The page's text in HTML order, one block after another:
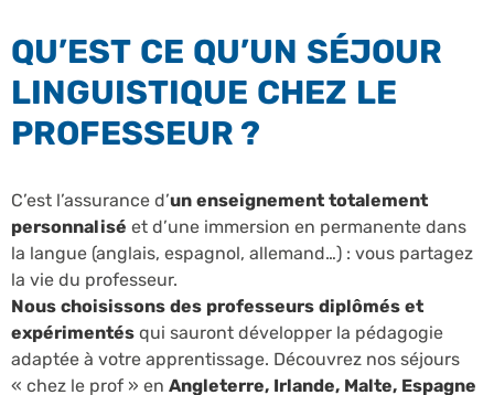
QU’EST CE QU’UN SÉJOUR
LINGUISTIQUE CHEZ LE
PROFESSEUR ?
C’est l’assurance d’un enseignement totalement
personnalisé et d’une immersion en permanente dans
la langue (anglais, espagnol, allemand…) : vous partagez
la vie du professeur.
Nous choisissons des professeurs diplômés et
expérimentés qui sauront développer la pédagogie
adaptée à votre apprentissage. Découvrez nos séjours
« chez le prof » en Angleterre, Irlande, Malte, Espagne